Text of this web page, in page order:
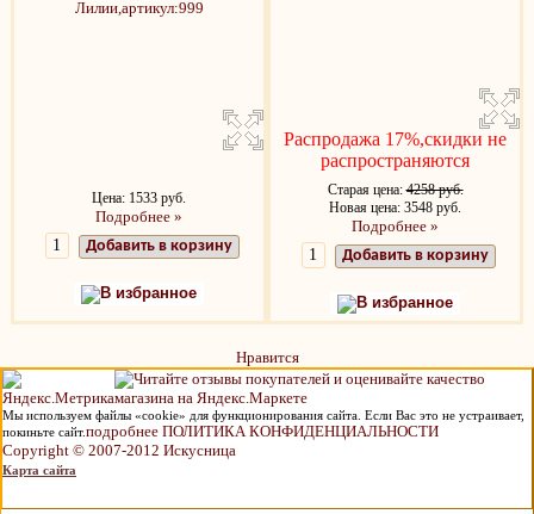
Цена: 1533 руб.
Подробнее »
Добавить в корзину
В избранное
Распродажа 17%,скидки не
распространяются
Старая цена:4258 руб.
Новая цена: 3548 руб.
Подробнее »
Добавить в корзину
В избранное
Нравится
Мы используем файлы «cookie» для функционирования сайта. Если Вас это не устраивает,
покиньте сайт.подробнее ПОЛИТИКА КОНФИДЕНЦИАЛЬНОСТИ
Copyright © 2007-2012 Искусница
Карта сайта